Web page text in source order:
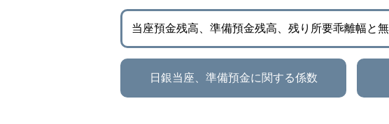
当座預金残高、準備預金残高、残り所要乖離幅と
日銀当座、準備預金に関する係数